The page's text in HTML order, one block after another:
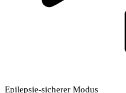
Epilepsie-sicherer Modus